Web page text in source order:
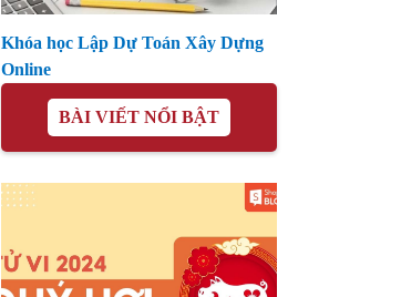
Khóa học Lập Dự Toán Xây Dựng
Online
BÀI VIẾT NỔI BẬT